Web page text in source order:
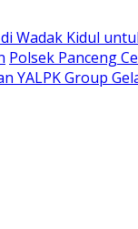
Wadak Kidul
Polsek Panceng
YALPK Group